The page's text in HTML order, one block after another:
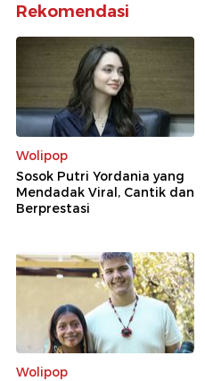
Rekomendasi
Wolipop
Sosok Putri Yordania yang
Mendadak Viral, Cantik dan
Berprestasi
Wolipop